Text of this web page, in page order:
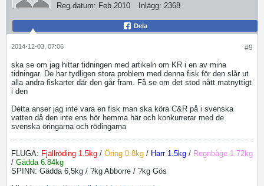
Reg.datum: Feb 2010 Inlägg: 2368
Dela
#9
2014-12-03, 07:06
ska se om jag hittar tidningen med artikeln om KR i en av mina
tidningar. De har tydligen stora problem med denna fisk för den slår ut
alla andra fiskarter där den går fram. Få se om det stod nått matnyttigt
i den
Detta anser jag inte vara en fisk man ska köra C&R på i svenska
vatten då den inte ens hör hemma här och konkurrerar med de
svenska öringarna och rödingarna
FLUGA: Fjällröding 1.5kg / Öring 0.8kg / Harr 1.5kg / Regnbåge 1.72kg
/ Gädda 6.84kg
SPINN: Gädda 6,5kg / ?kg Abborre / ?kg Gös